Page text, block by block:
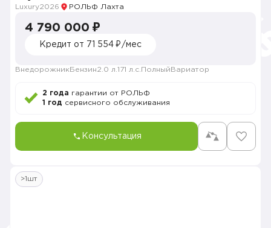
Luxury2026 РОЛЬФ Лахта
4 790 000 ₽
Кредит от 71 554 ₽/мес
Внедорожник Бензин2.0 л. 171 л.с. Полный Вариатор
2 года гарантии от РОЛЬФ
1 год сервисного обслуживания
Консультация
>1шт